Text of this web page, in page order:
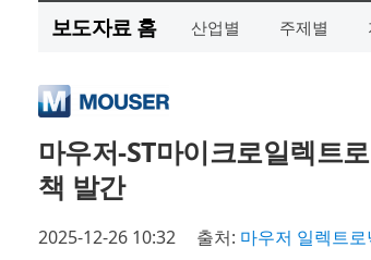
보도자료 홈 산업별 주제별
마우저-ST마이크로일렉트
책 발간
2025-12-26 10:32 출처: 마우저 일렉트로